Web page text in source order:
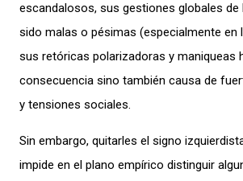
escandalosos, sus gestiones globales de
sido malas o pésimas (especialmente
sus retóricas polarizadoras y maniqueas
consecuencia sino también causa de
y tensiones sociales.
Sin embargo, quitarles el signo
impide en el plano empírico distinguir